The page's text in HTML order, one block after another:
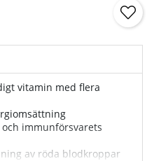
vitamin med flera
immunförsvarets
av röda blodkroppar